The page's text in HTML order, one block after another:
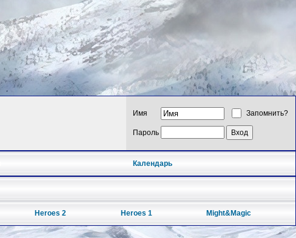
Имя Запомнить?
Пароль
Календарь
Heroes 2 Heroes 1 Might&Magic